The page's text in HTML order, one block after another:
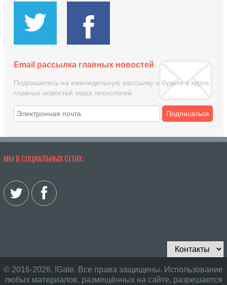
Email рассылка главных новостей
Подпишитесь на еженедельную рассылку и будьте в курсе
главных новостей мира технологий
Подписаться
МЫ В СОЦИАЛЬНЫХ СЕТЯХ:
© 2016-2026, IGate. Все права защищены. Использование
любых материалов, размещённых на сайте, разрешается